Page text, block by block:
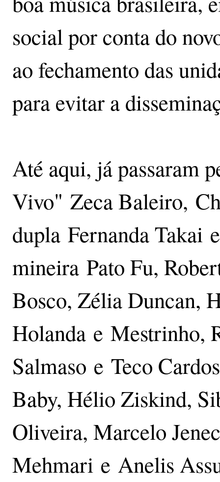
social por conta do
ao fechamento das
para evitar a
Até aqui, já passaram
Vivo" Zeca Baleiro,
dupla Fernanda Takai
mineira Pato Fu,
Bosco, Zélia Duncan,
Holanda e Mestrinho,
Salmaso e Teco
Baby, Hélio Ziskind,
Oliveira, Marcelo
Mehmari e Anelis